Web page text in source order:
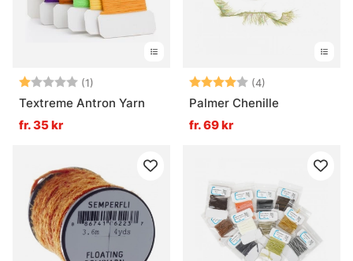
Betyg: (1)
1.0 utav 5 stjärnor
Textreme Antron Yarn
fr. 35 kr
Betyg: (4)
Palmer Chenille
fr. 69 kr